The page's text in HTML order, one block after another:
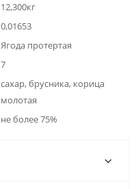
12,300кг
0,01653
Ягода протертая
7
сахар, брусника, корица
молотая
не более 75%